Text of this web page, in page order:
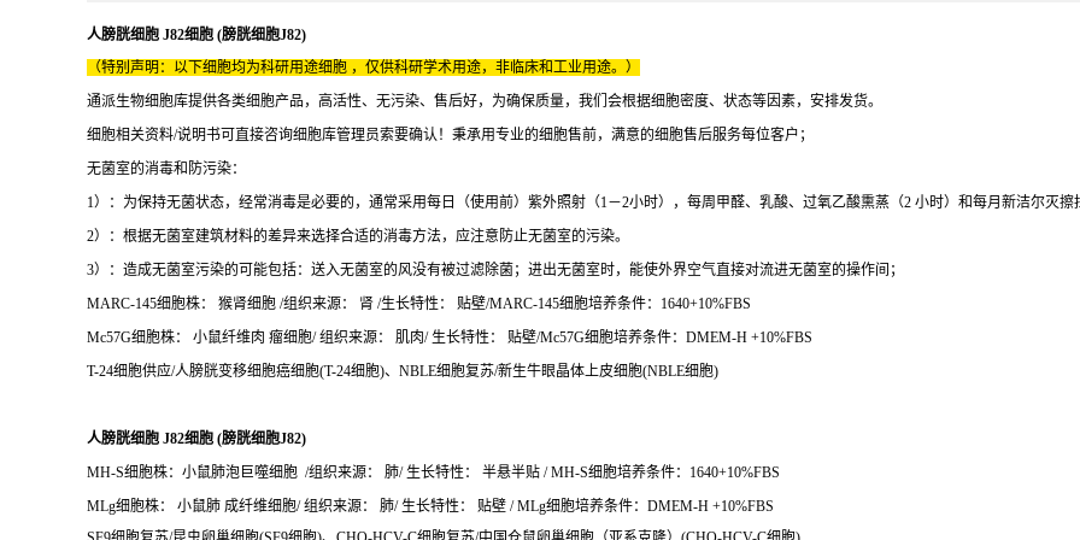
人膀胱细胞 J82细胞 (膀胱细胞J82)
（特别声明：以下细胞均为科研用途细胞 ，仅供科研学术用途，非临床和工业用途。）
通派生物细胞库提供各类细胞产品，高活性、无污染、售后好，为确保质量，我们会根据细胞密度、状态等因素，安排发货。
细胞相关资料/说明书可直接咨询细胞库管理员索要确认！秉承用专业的细胞售前，满意的细胞售后服务每位客户；
无菌室的消毒和防污染：
1）：为保持无菌状态，经常消毒是必要的，通常采用每日（使用前）紫外照射（1－2小时），每周甲醛、乳酸、过氧乙酸熏蒸（2 小时）和每月新洁尔灭擦
2）：根据无菌室建筑材料的差异来选择合适的消毒方法，应注意防止无菌室的污染。
3）：造成无菌室污染的可能包括：送入无菌室的风没有被过滤除菌；进出无菌室时，能使外界空气直接对流进无菌室的操作间；
MARC-145细胞株： 猴肾细胞 /组织来源： 肾 /生长特性： 贴壁/MARC-145细胞培养条件：1640+10%FBS
Mc57G细胞株： 小鼠纤维肉 瘤细胞/ 组织来源： 肌肉/ 生长特性： 贴壁/Mc57G细胞培养条件：DMEM-H +10%FBS
T-24细胞供应/人膀胱变移细胞癌细胞(T-24细胞)、NBLE细胞复苏/新生牛眼晶体上皮细胞(NBLE细胞)
人膀胱细胞 J82细胞 (膀胱细胞J82)
MH-S细胞株：小鼠肺泡巨噬细胞 /组织来源： 肺/ 生长特性： 半悬半贴 / MH-S细胞培养条件：1640+10%FBS
MLg细胞株： 小鼠肺 成纤维细胞/ 组织来源： 肺/ 生长特性： 贴壁 / MLg细胞培养条件：DMEM-H +10%FBS